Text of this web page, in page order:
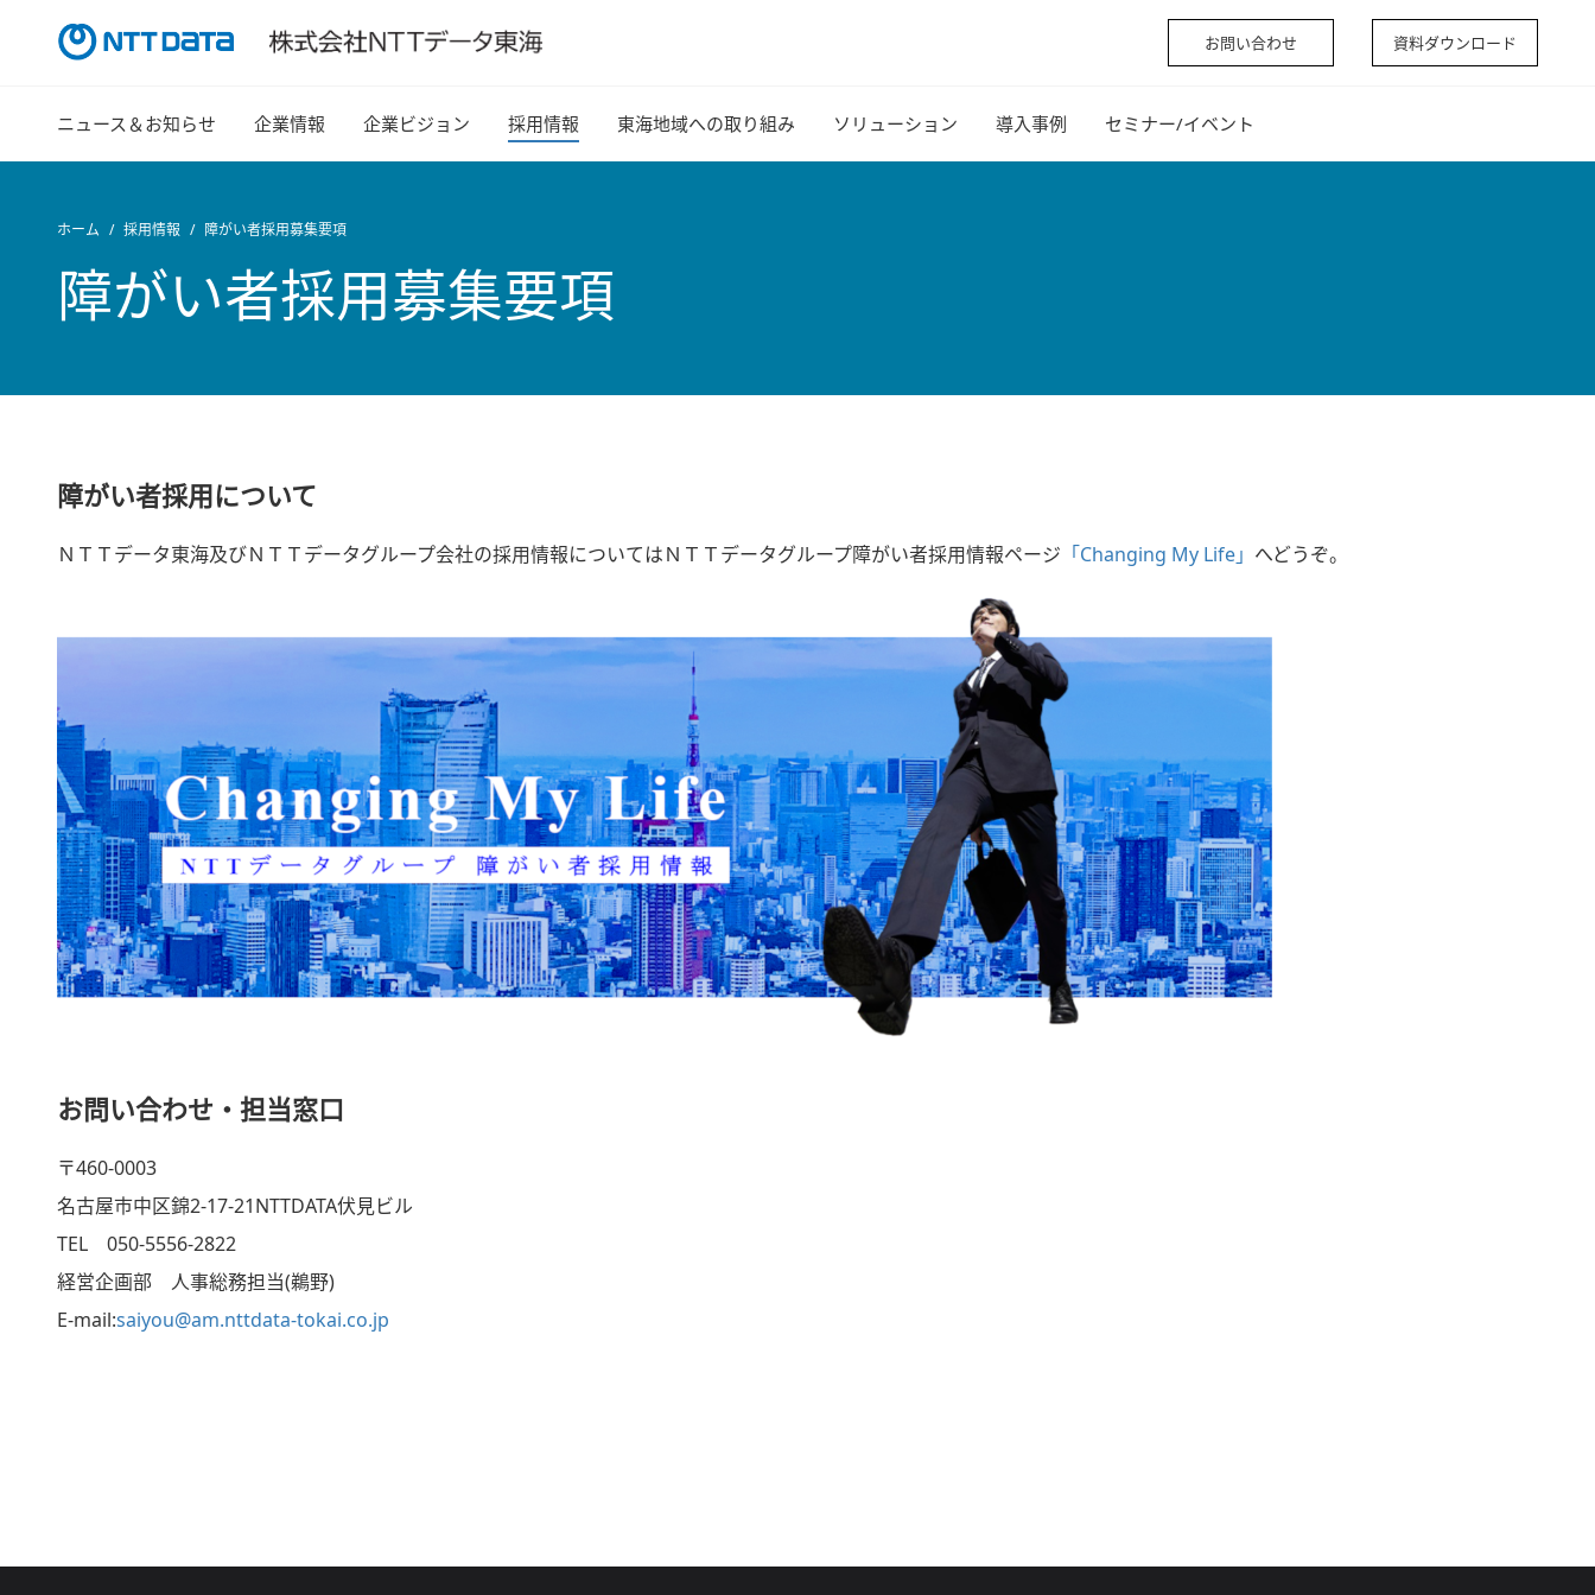
お問い合わせ 資料ダウンロード
ニュース＆お知らせ 企業情報 企業ビジョン 採用情報 東海地域への取り組み ソリューション 導入事例 セミナー/イベント
ホーム 採用情報 障がい者採用募集要項
障がい者採用募集要項
障がい者採用について
ＮＴＴデータ東海及びＮＴＴデータグループ会社の採用情報についてはＮＴＴデータグループ障がい者採用情報ページ 「Changing My Life」 へどうぞ。
お問い合わせ・担当窓口
〒460-0003
名古屋市中区錦2-17-21NTTDATA伏見ビル
TEL 050-5556-2822
経営企画部 人事総務担当(鵜野)
E-mail:saiyou@am.nttdata-tokai.co.jp